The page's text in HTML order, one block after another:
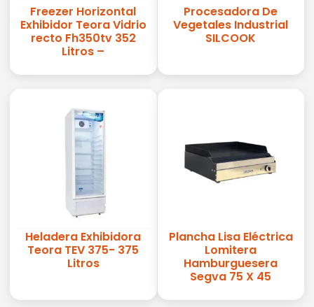
Freezer Horizontal
Exhibidor Teora Vidrio
recto Fh350tv 352
Litros –
Procesadora De
Vegetales Industrial
SILCOOK
Heladera Exhibidora
Teora TEV 375- 375
Litros
Plancha Lisa Eléctrica
Lomitera
Hamburguesera
Segva 75 X 45